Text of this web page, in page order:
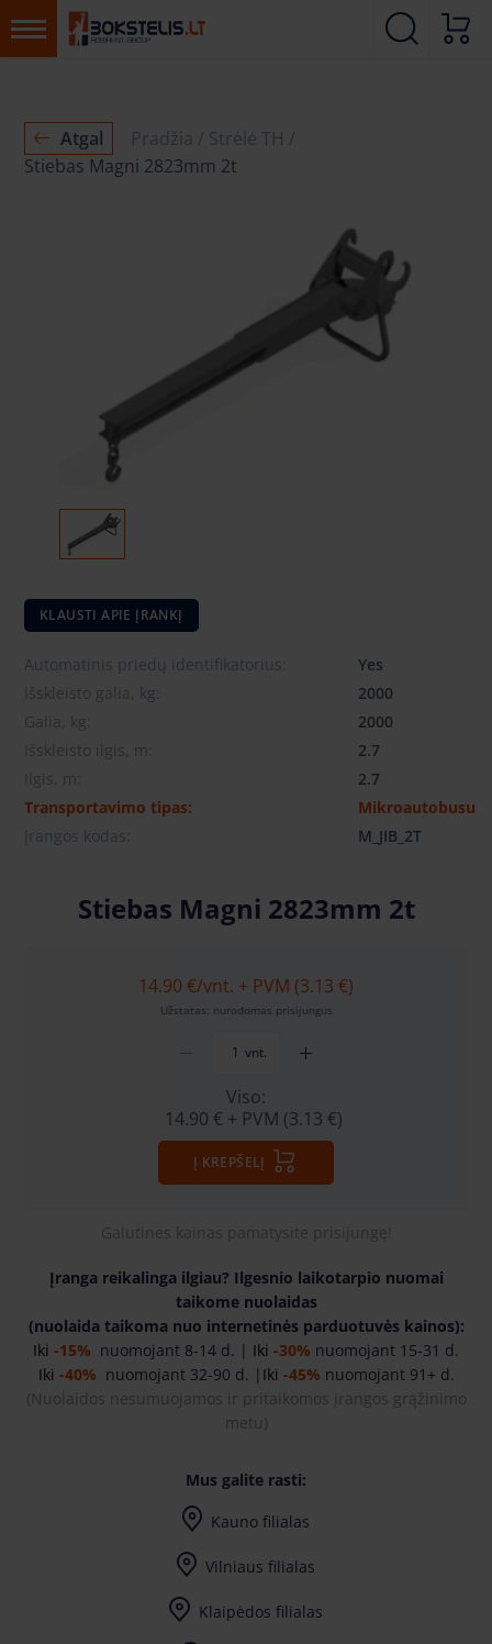
Atgal Pradžia
Strėlė TH
Stiebas Magni 2823mm 2t
KLAUSTI APIE ĮRANKĮ
Automatinis priedų identifikatorius:
Yes
Išskleisto galia, kg:
2000
Galia, kg:
2000
Išskleisto ilgis, m:
2.7
Ilgis, m:
2.7
Transportavimo tipas:
Mikroautobusu
Įrangos kodas:
M_JIB_2T
Stiebas Magni 2823mm 2t
14.90 €/vnt. + PVM (3.13 €)
Užstatas: nurodomas prisijungus
vnt.
Viso:
14.90 € + PVM (3.13 €)
Į KREPŠELĮ
Galutines kainas pamatysite prisijungę!
Įranga reikalinga ilgiau? Ilgesnio laikotarpio nuomai
taikome nuolaidas
(nuolaida taikoma nuo internetinės parduotuvės kainos):
Iki -15% nuomojant 8-14 d. | Iki -30% nuomojant 15-31 d.
Iki -40% nuomojant 32-90 d. | Iki -45% nuomojant 91+ d.
( Nuolaidos nesumuojamos ir pritaikomos įrangos grąžinimo
metu)
Mus galite rasti:
Kauno filialas
Vilniaus filialas
Klaipėdos filialas